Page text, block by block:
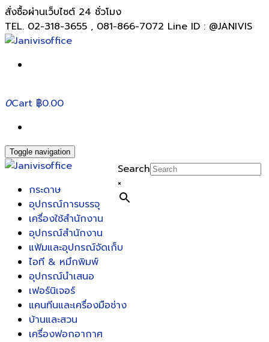
สั่งซื้อผ่านเว็บไซต์ 24 ชั่วโมง
TEL. 02-318-3655 , 081-866-7072 Line ID : @JANIVIS
0Cart ฿0.00
Toggle navigation
Search
×
กระดาษ
อุปกรณ์การบรรจุ
เครื่องใช้สำนักงาน
อุปกรณ์สำนักงาน
แฟ้มและอุปกรณ์จัดเก็บ
ไอที & หมึกพิมพ์
อุปกรณ์นำเสนอ
เฟอร์นิเจอร์
แคนทีนและเครื่องมือช่าง
บ้านและสวน
เครื่องฟอกอากาศ